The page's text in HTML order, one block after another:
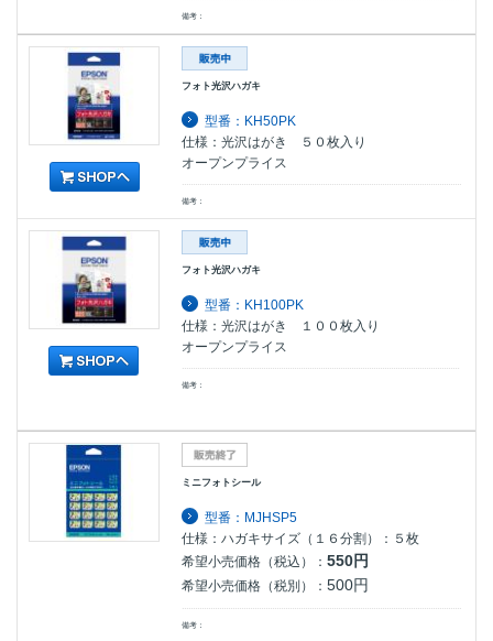
備考：
フォト光沢ハガキ
型番：KH50PK
仕様：光沢はがき ５０枚入り
オープンプライス
備考：
フォト光沢ハガキ
型番：KH100PK
仕様：光沢はがき １００枚入り
オープンプライス
備考：
ミニフォトシール
型番：MJHSP5
仕様：ハガキサイズ（１６分割）：５枚
希望小売価格（税込）：550円
希望小売価格（税別）：500円
備考：